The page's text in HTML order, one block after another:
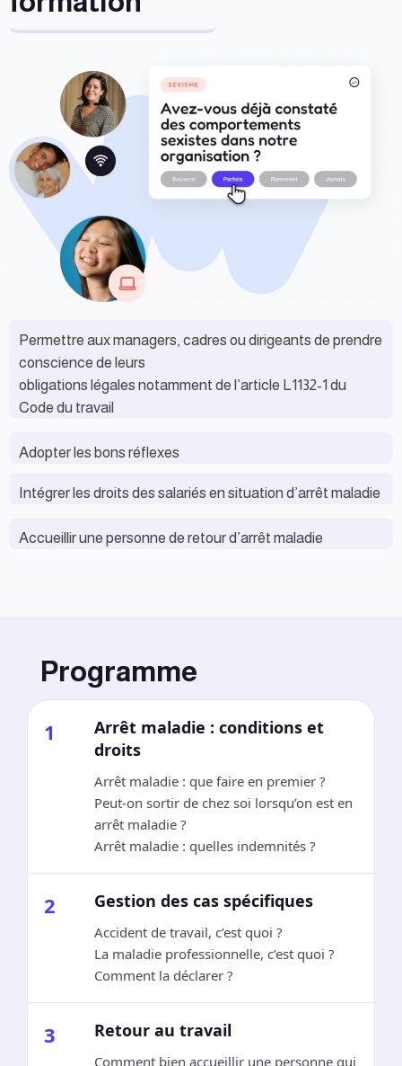
Permettre aux managers, cadres ou dirigeants de prendre
conscience de leurs
obligations légales notamment de l’article L1132-1 du
Code du travail
Adopter les bons réflexes
Intégrer les droits des salariés en situation d’arrêt maladie
Accueillir une personne de retour d’arrêt maladie
Programme
1
Arrêt maladie : conditions et
droits
Arrêt maladie : que faire en premier ?
Peut-on sortir de chez soi lorsqu’on est en
arrêt maladie ?
Arrêt maladie : quelles indemnités ?
2 Gestion des cas spécifiques
Accident de travail, c’est quoi ?
La maladie professionnelle, c’est quoi ?
Comment la déclarer ?
3 Retour au travail
Comment bien accueillir une personne qui